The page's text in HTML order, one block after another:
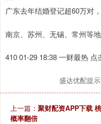
广东去年结婚登记超60万对
南京、苏州、无锡、常州等
410 01-29 18:38 一财最热 点
盛达优配提
上一篇： 聚财配资APP下载
概率翻倍